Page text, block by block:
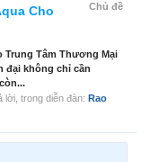
Chủ đề
Cho
Trung Tâm Thương Mại
đại không chỉ cần
lời, trong diễn đàn: Rao